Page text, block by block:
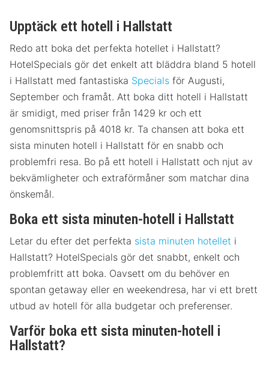
Upptäck ett hotell i Hallstatt
Redo att boka det perfekta hotellet i Hallstatt?
HotelSpecials gör det enkelt att bläddra bland 5 hotell
i Hallstatt med fantastiska Specials för Augusti,
September och framåt. Att boka ditt hotell i Hallstatt
är smidigt, med priser från 1429 kr och ett
genomsnittspris på 4018 kr. Ta chansen att boka ett
sista minuten hotell i Hallstatt för en snabb och
problemfri resa. Bo på ett hotell i Hallstatt och njut av
bekvämligheter och extraförmåner som matchar dina
önskemål.
Boka ett sista minuten-hotell i Hallstatt
Letar du efter det perfekta sista minuten hotellet i
Hallstatt? HotelSpecials gör det snabbt, enkelt och
problemfritt att boka. Oavsett om du behöver en
spontan getaway eller en weekendresa, har vi ett brett
utbud av hotell för alla budgetar och preferenser.
Varför boka ett sista minuten-hotell i
Hallstatt?